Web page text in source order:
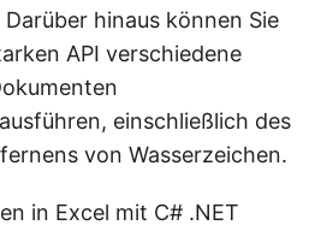
hinaus können Sie
API verschiedene
einschließlich des
von Wasserzeichen.
in Excel mit C# .NET